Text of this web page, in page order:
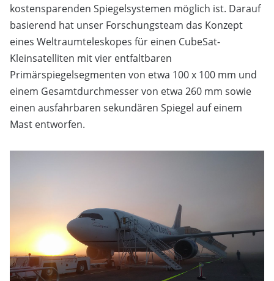
kostensparenden Spiegelsystemen möglich ist. Darauf
basierend hat unser Forschungsteam das Konzept
eines Weltraumteleskopes für einen CubeSat-
Kleinsatelliten mit vier entfaltbaren
Primärspiegelsegmenten von etwa 100 x 100 mm und
einem Gesamtdurchmesser von etwa 260 mm sowie
einen ausfahrbaren sekundären Spiegel auf einem
Mast entworfen.